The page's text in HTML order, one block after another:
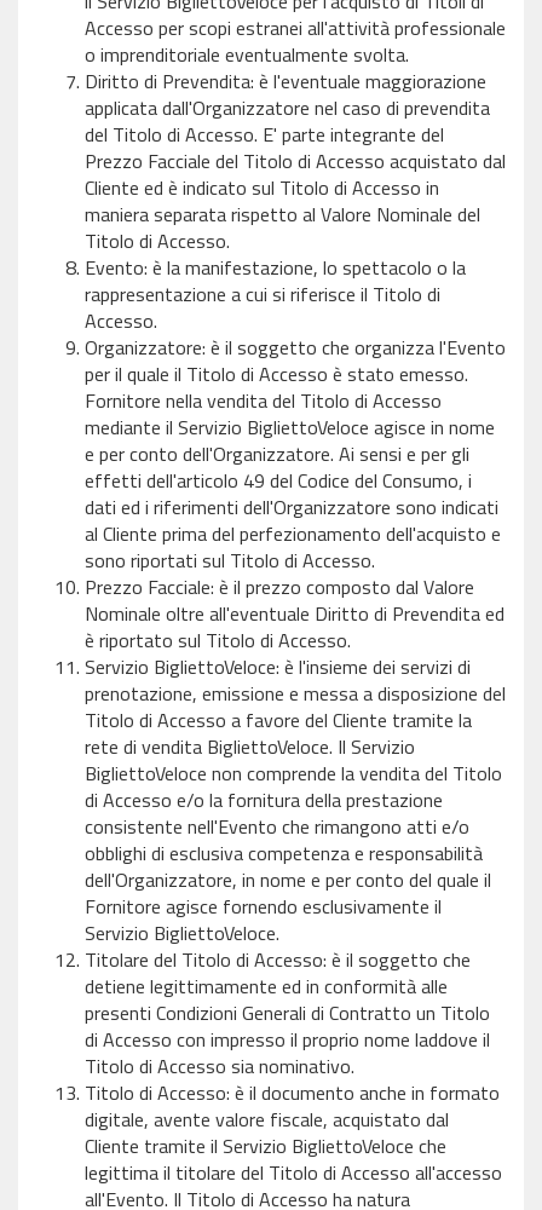
Accesso per scopi estranei all'attività professionale
o imprenditoriale eventualmente svolta.
Diritto di Prevendita: è l'eventuale maggiorazione
applicata dall'Organizzatore nel caso di prevendita
del Titolo di Accesso. E' parte integrante del
Prezzo Facciale del Titolo di Accesso acquistato dal
Cliente ed è indicato sul Titolo di Accesso in
maniera separata rispetto al Valore Nominale del
Titolo di Accesso.
Evento: è la manifestazione, lo spettacolo o la
rappresentazione a cui si riferisce il Titolo di
Accesso.
Organizzatore: è il soggetto che organizza l'Evento
per il quale il Titolo di Accesso è stato emesso.
Fornitore nella vendita del Titolo di Accesso
mediante il Servizio BigliettoVeloce agisce in nome
e per conto dell'Organizzatore. Ai sensi e per gli
effetti dell'articolo 49 del Codice del Consumo, i
dati ed i riferimenti dell'Organizzatore sono indicati
al Cliente prima del perfezionamento dell'acquisto e
sono riportati sul Titolo di Accesso.
Prezzo Facciale: è il prezzo composto dal Valore
Nominale oltre all'eventuale Diritto di Prevendita ed
è riportato sul Titolo di Accesso.
Servizio BigliettoVeloce: è l'insieme dei servizi di
prenotazione, emissione e messa a disposizione del
Titolo di Accesso a favore del Cliente tramite la
rete di vendita BigliettoVeloce. Il Servizio
BigliettoVeloce non comprende la vendita del Titolo
di Accesso e/o la fornitura della prestazione
consistente nell'Evento che rimangono atti e/o
obblighi di esclusiva competenza e responsabilità
dell'Organizzatore, in nome e per conto del quale il
Fornitore agisce fornendo esclusivamente il
Servizio BigliettoVeloce.
Titolare del Titolo di Accesso: è il soggetto che
detiene legittimamente ed in conformità alle
presenti Condizioni Generali di Contratto un Titolo
di Accesso con impresso il proprio nome laddove il
Titolo di Accesso sia nominativo.
Titolo di Accesso: è il documento anche in formato
digitale, avente valore fiscale, acquistato dal
Cliente tramite il Servizio BigliettoVeloce che
legittima il titolare del Titolo di Accesso all'accesso
all'Evento. Il Titolo di Accesso ha natura